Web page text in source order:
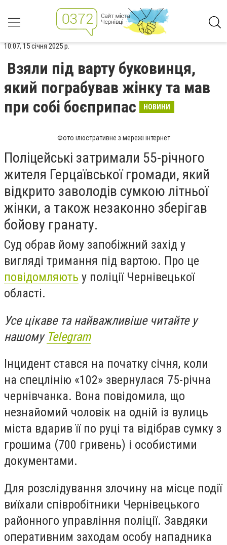
10:07, 15 січня 2025 р.
Взяли під варту буковинця,
який пограбував жінку та мав
при собі боєприпас
НОВИНИ
Фото ілюстративне з мережі інтернет
Поліцейські затримали 55-річного
жителя Герцаївської громади, який
відкрито заволодів сумкою літньої
жінки, а також незаконно зберігав
бойову гранату.
Суд обрав йому запобіжний захід у
вигляді тримання під вартою. Про це
повідомляють у поліції Чернівецької
області.
Усе цікаве та найважливіше читайте у
нашому Telegram
Інцидент стався на початку січня, коли
на спецлінію «102» звернулася 75-річна
чернівчанка. Вона повідомила, що
незнайомий чоловік на одній із вулиць
міста вдарив її по руці та відібрав сумку з
грошима (700 гривень) і особистими
документами.
Для розслідування злочину на місце події
виїхали співробітники Чернівецького
районного управління поліції. Завдяки
оперативним заходам особу нападника